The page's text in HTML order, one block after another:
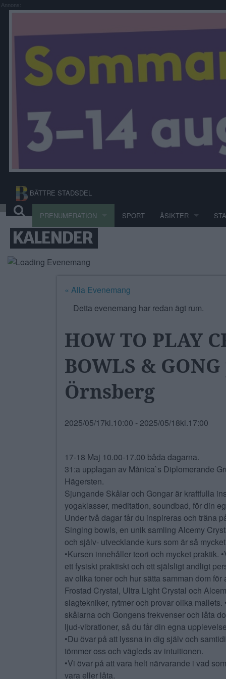
Annons:
BÄTTRE STADSDEL
PRENUMERATION SPORT ÅSIKTER
KALENDER
« Alla Evenemang
Detta evenemang har redan ägt rum.
HOW TO PLAY
BOWLS &
Örnsberg
2025/05/17kl.10:00 - 2025/05/18kl.17:00
17-18 Maj 10.00-17.00 båda dagarna.
31:a upplagan av Månica`s Diplomerande
Hägersten.
Sjungande Skålar och Gongar är kraftfulla
yogaklasser, meditation, soundbad, för din
Under två dagar får du inspireras och träna
Singing bowls, en unik samling Alcemy
och själv- utvecklande kurs som är så
•Kursen innehåller teori och mycket praktik.
ett fysiskt praktiskt och ett själsligt andligt
av olika toner och hur sätta samman dom
Frostad Crystal, Ultra Light Crystal och
slagtekniker, rytmer och provar olika
skålarna och Gongens frekvenser och låta
ljud-vibrationer, så du får din egna
•Du övar på att lyssna in dig själv och
tömmer oss och vägleds av intuitionen.
•Vi övar på att vara helt närvarande i vad
vara eller låta.